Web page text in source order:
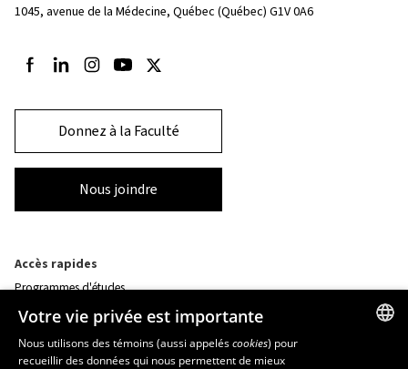
1045, avenue de la Médecine, Québec (Québec) G1V 0A6
Suivez-nous sur Facebook
Suivez-nous sur LinkedIn
Suivez-nous sur Instagram
Suivez-nous sur Youtube
Suivez-nous sur Twitter
Donnez à la Faculté
Nous joindre
Accès rapides
Programmes d'études
Nos départements et école
Foire aux questions
Votre vie privée est importante
Nous utilisons des témoins (aussi appeléscookies) pour
recueillir des données qui nous permettent de mieux